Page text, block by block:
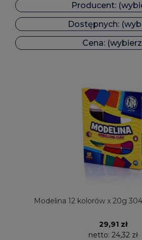
Producent:
Dostępnych:
Cena:
Modelina 12 kolorów x 20g
29,91 zł
netto: 24,32 zł